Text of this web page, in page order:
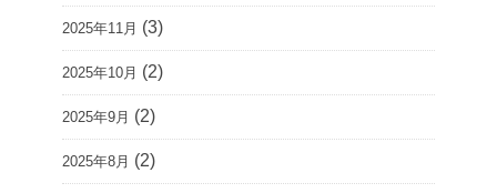
2025年11月 (3)
2025年10月 (2)
2025年9月 (2)
2025年8月 (2)